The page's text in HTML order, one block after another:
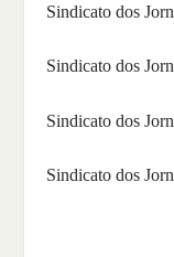
Sindicato dos
Sindicato dos
Sindicato dos
Sindicato dos